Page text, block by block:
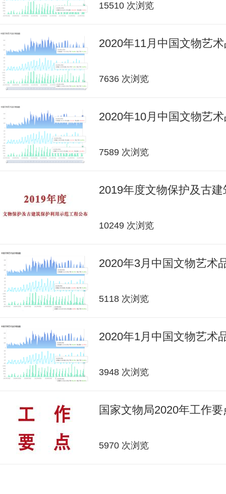
15510 次浏览
2020年11月中国文物艺
7636 次浏览
2020年10月中国文物艺
7589 次浏览
2019年度文物保护及古
10249 次浏览
2020年3月中国文物艺术
5118 次浏览
2020年1月中国文物艺术
3948 次浏览
国家文物局2020年工作要
5970 次浏览